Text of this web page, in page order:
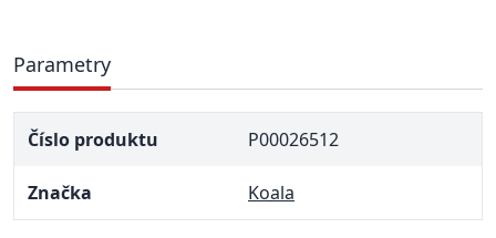
Parametry
Číslo produktu P00026512
Značka Koala